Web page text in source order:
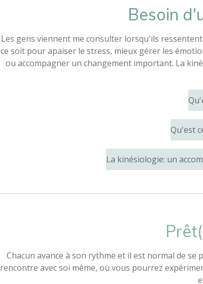
Besoin
Les gens viennent me consulter lorsqu'ils
ce soit pour apaiser le stress, mieux gérer les
ou accompagner un changement important. La
Qu'est
La kinésiologie: un
Chacun avance à son rythme et il est normal de
rencontre avec soi même, où vous pourrez